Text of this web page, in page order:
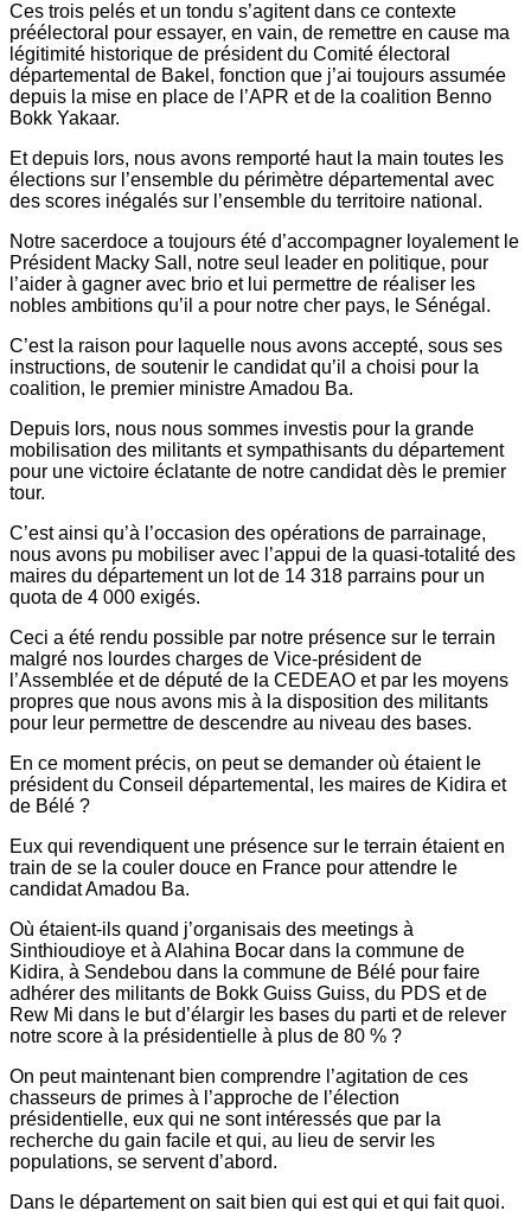
Ces trois pelés et un tondu s’agitent dans ce contexte
préélectoral pour essayer, en vain, de remettre en cause ma
légitimité historique de président du Comité électoral
départemental de Bakel, fonction que j’ai toujours assumée
depuis la mise en place de l’APR et de la coalition Benno
Bokk Yakaar.
Et depuis lors, nous avons remporté haut la main toutes les
élections sur l’ensemble du périmètre départemental avec
des scores inégalés sur l’ensemble du territoire national.
Notre sacerdoce a toujours été d’accompagner loyalement le
Président Macky Sall, notre seul leader en politique, pour
l’aider à gagner avec brio et lui permettre de réaliser les
nobles ambitions qu’il a pour notre cher pays, le Sénégal.
C’est la raison pour laquelle nous avons accepté, sous ses
instructions, de soutenir le candidat qu’il a choisi pour la
coalition, le premier ministre Amadou Ba.
Depuis lors, nous nous sommes investis pour la grande
mobilisation des militants et sympathisants du département
pour une victoire éclatante de notre candidat dès le premier
tour.
C’est ainsi qu’à l’occasion des opérations de parrainage,
nous avons pu mobiliser avec l’appui de la quasi-totalité des
maires du département un lot de 14 318 parrains pour un
quota de 4 000 exigés.
Ceci a été rendu possible par notre présence sur le terrain
malgré nos lourdes charges de Vice-président de
l’Assemblée et de député de la CEDEAO et par les moyens
propres que nous avons mis à la disposition des militants
pour leur permettre de descendre au niveau des bases.
En ce moment précis, on peut se demander où étaient le
président du Conseil départemental, les maires de Kidira et
de Bélé ?
Eux qui revendiquent une présence sur le terrain étaient en
train de se la couler douce en France pour attendre le
candidat Amadou Ba.
Où étaient-ils quand j’organisais des meetings à
Sinthioudioye et à Alahina Bocar dans la commune de
Kidira, à Sendebou dans la commune de Bélé pour faire
adhérer des militants de Bokk Guiss Guiss, du PDS et de
Rew Mi dans le but d’élargir les bases du parti et de relever
notre score à la présidentielle à plus de 80 % ?
On peut maintenant bien comprendre l’agitation de ces
chasseurs de primes à l’approche de l’élection
présidentielle, eux qui ne sont intéressés que par la
recherche du gain facile et qui, au lieu de servir les
populations, se servent d’abord.
Dans le département on sait bien qui est qui et qui fait quoi.